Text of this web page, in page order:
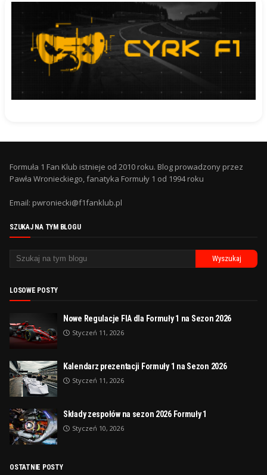
Formuła 1 Fan Klub istnieje od 2010 roku. Blog prowadzony przez
Pawła Wronieckiego, fanatyka Formuły 1 od 1994 roku
Email: pwroniecki@f1fanklub.pl
SZUKAJ NA TYM BLOGU
LOSOWE POSTY
Nowe Regulacje FIA dla Formuły 1 na Sezon 2026
Styczeń 11, 2026
Kalendarz prezentacji Formuły 1 na Sezon 2026
Styczeń 11, 2026
Składy zespołów na sezon 2026 Formuły 1
Styczeń 10, 2026
OSTATNIE POSTY